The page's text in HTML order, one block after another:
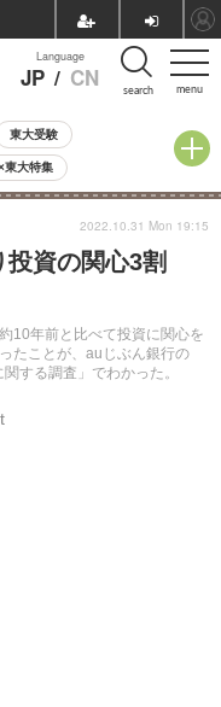
menu
Language
JP / CN search
東大受験
東大特集
小学校受験
人気記事
資の関心3割
10年前と比べて投資に関心を
たことが、auじぶん銀行の
する調査」でわかった。
2022.10.31 Mon 19:15